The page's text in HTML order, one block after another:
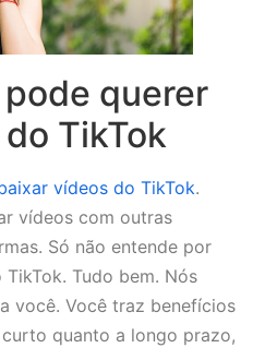
querer
TikTok
vídeos do TikTok.
vídeos com outras
Só não entende por
Tudo bem. Nós
você. Você traz benefícios
quanto a longo prazo,